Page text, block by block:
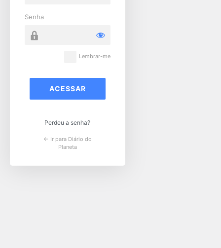
Senha
Lembrar-me
Perdeu a senha?
← Ir para Diário do
Planeta